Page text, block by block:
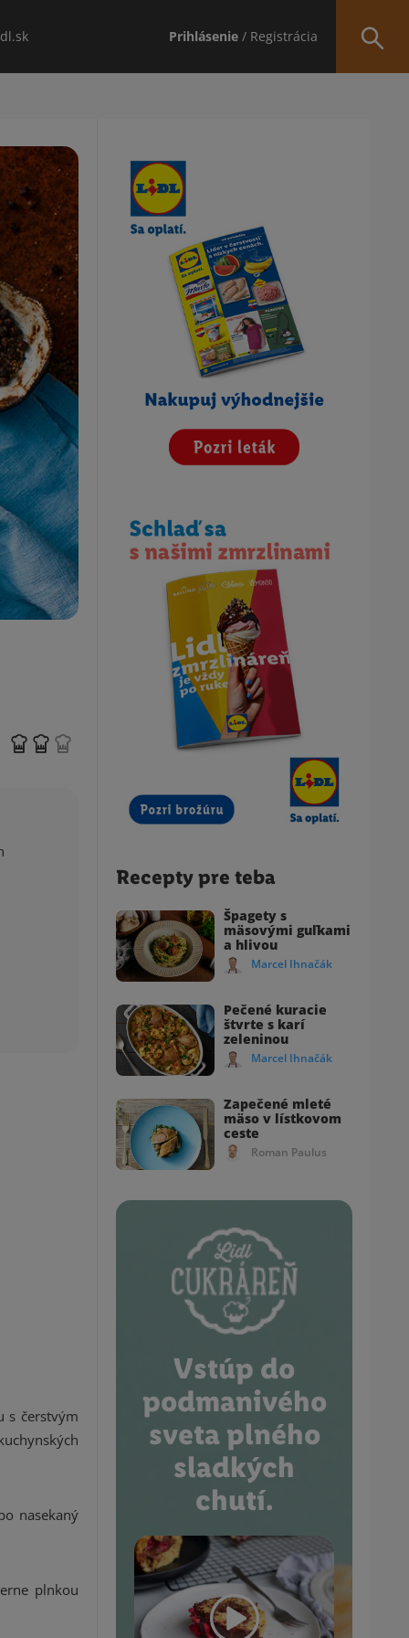
Prihlásenie / Registrácia
s čerstvým
nasekaný
plnkou
Obsah bočného panela
Recepty pre teba
Špagety s
mäsovými guľkami
a hlivou
Marcel Ihnačák
Pečené kuracie
štvrte s karí
zeleninou
Marcel Ihnačák
Zapečené mleté
mäso v lístkovom
ceste
Roman Paulus
Vstúp do
podmanivého
sveta plného
sladkých
chutí.